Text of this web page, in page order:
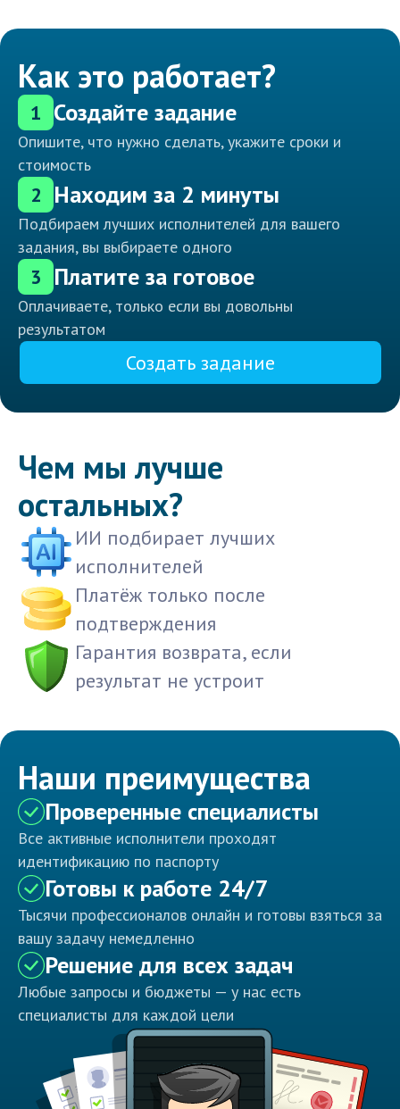
Как это работает?
1 Создайте задание
Опишите, что нужно сделать, укажите сроки и
стоимость
2 Находим за 2 минуты
Подбираем лучших исполнителей для вашего
задания, вы выбираете одного
3 Платите за готовое
Оплачиваете, только если вы довольны
результатом
Создать задание
Чем мы лучше
остальных?
ИИ подбирает лучших
исполнителей
Платёж только после
подтверждения
Гарантия возврата, если
результат не устроит
Наши преимущества
Проверенные специалисты
Все активные исполнители проходят
идентификацию по паспорту
Готовы к работе 24/7
Тысячи профессионалов онлайн и готовы взяться за
вашу задачу немедленно
Решение для всех задач
Любые запросы и бюджеты — у нас есть
специалисты для каждой цели